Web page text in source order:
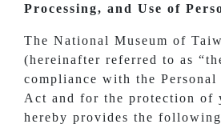
Processing, and Use of
The National Museum of
(hereinafter referred to as
compliance with the Personal
Act and for the protection of
hereby provides the